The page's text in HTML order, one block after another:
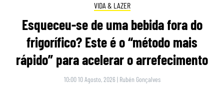
VIDA & LAZER
Esqueceu-se de uma bebida fora do
frigorífico? Este é o “método mais
rápido” para acelerar o arrefecimento
10:00 10 Agosto, 2026 | Rubén Gonçalves